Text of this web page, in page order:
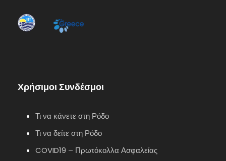
Χρήσιμοι Συνδέσμοι
Τι να κάνετε στη Ρόδο
Τι να δείτε στη Ρόδο
COVID19 – Πρωτόκολλα Ασφαλείας